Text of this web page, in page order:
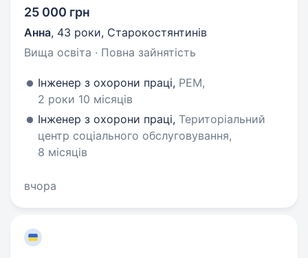
25 000 грн
Анна, 43 роки, Старокостянтинів
Вища освіта · Повна зайнятість
Інженер з охорони праці, РЕМ,
2 роки 10 місяців
Інженер з охорони праці, Територіальний
центр соціального обслуговування,
8 місяців
вчора